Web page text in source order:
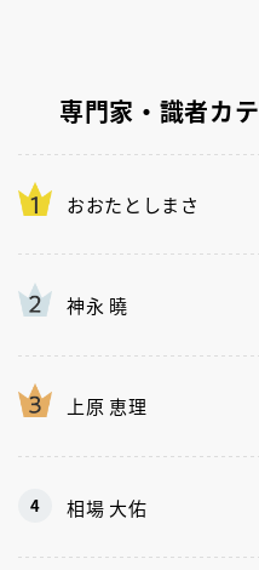
専門家・識者カ
おおたとしまさ
神永 曉
上原 恵理
相場 大佑